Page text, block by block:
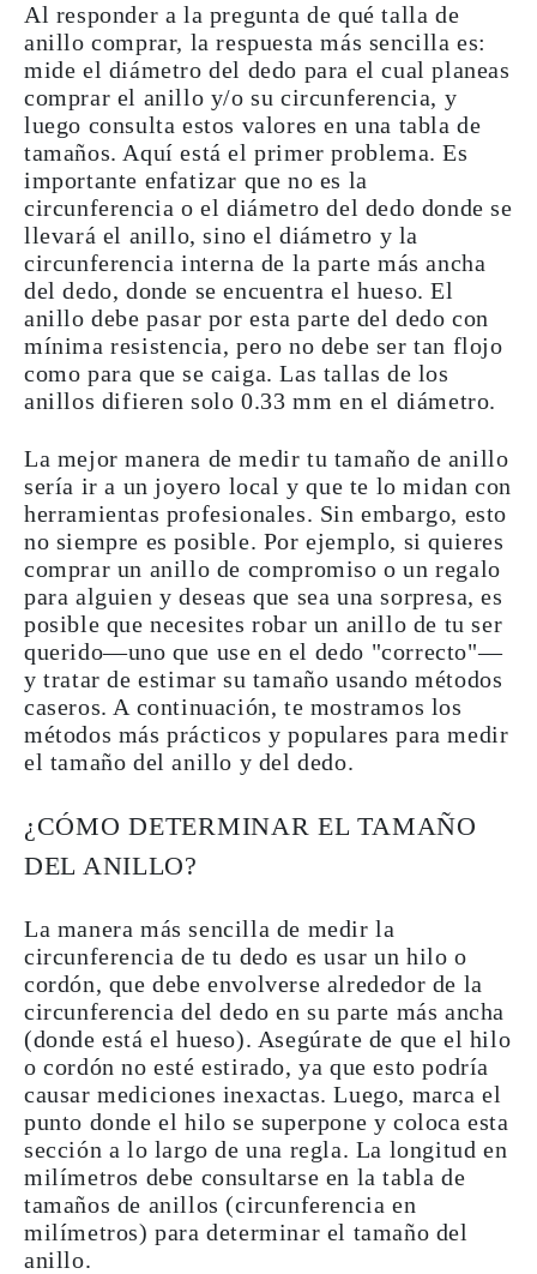
Al responder a la pregunta de qué talla de
anillo comprar, la respuesta más sencilla es:
mide el diámetro del dedo para el cual planeas
comprar el anillo y/osu circunferencia, y
luego consulta estos valores en una tabla de
tamaños. Aquí está el primer problema. Es
importante enfatizar que no es la
circunferencia o el diámetro del dedo donde se
llevará el anillo, sino el diámetro y la
circunferencia interna de la parte más ancha
del dedo, donde se encuentra el hueso. El
anillo debe pasar por esta parte del dedo con
mínima resistencia, pero no debe ser tan flojo
como para que se caiga.Las tallas de los
anillos difieren solo 0.33 mm en el diámetro.
La mejor manera de medir tu tamaño de anillo
sería ir a unjoyero local y que te lo midan con
herramientas profesionales. Sin embargo, esto
no siempre es posible. Por ejemplo, si quieres
comprar un anillo de compromiso o un regalo
para alguien y deseas que sea una sorpresa, es
posible que necesites robar un anillo de tu ser
querido—uno que use en el dedo "correcto"—
y tratar de estimar su tamaño usando métodos
caseros. A continuación, te mostramos los
métodos más prácticos ypopulares paramedir
el tamaño del anillo y del dedo.
¿CÓMO DETERMINAR EL TAMAÑO
DEL ANILLO?
La manera más sencilla de medir la
circunferencia de tu dedo esusar unhilo o
cordón, que debe envolverse alrededor de la
circunferencia del dedo en su parte más ancha
(donde está el hueso). Asegúrate de que el hilo
o cordón no esté estirado, ya que esto podría
causar mediciones inexactas. Luego, marca el
punto donde el hilo se superpone y coloca esta
sección a lo largo de una regla. La longitud en
milímetros debe consultarse en la tabla de
tamaños de anillos (circunferencia en
milímetros) para determinar el tamaño del
anillo.